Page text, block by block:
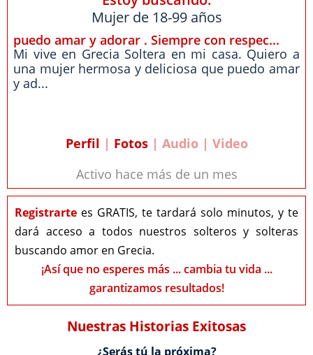
Mujer de 18-99 años
puedo amar y adorar . Siempre con respec...
Mi vive en Grecia Soltera en mi casa. Quiero a
una mujer hermosa y deliciosa que puedo amar
y ad...
Perfil | Fotos| Audio | Video
Activo hace más de un mes
Registrarte es GRATIS, te tardará solo minutos, y te
dará acceso a todos nuestros solteros y solteras
buscando amor en Grecia.
¡Así que no esperes más ... cambia tu vida ...
garantizamos resultados!
Nuestras Historias Exitosas
¿Serás tú la próxima?